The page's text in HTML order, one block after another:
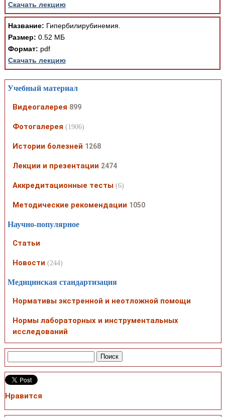
Скачать лекцию
Название: Гипербилирубинемия.
Размер: 0.52 МБ
Формат: pdf
Скачать лекцию
Учебный материал
Видеогалерея 899
Фотогалерея (1906)
Истории болезней 1268
Лекции и презентации 2474
Аккредитационные тесты (6)
Методические рекомендации 1050
Научно-популярное
Статьи
Новости (244)
Медицинская стандартизация
Нормативы экстренной и неотложной помощи
Нормы лабораторных и инструментальных
исследований
Нравится